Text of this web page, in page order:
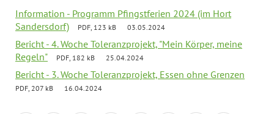
Information - Programm Pfingstferien 2024 (im Hort
Sandersdorf)
PDF, 123 kB 03.05.2024
Bericht - 4. Woche Toleranzprojekt, "Mein Körper, meine
Regeln"
PDF, 182 kB 25.04.2024
Bericht - 3. Woche Toleranzprojekt, Essen ohne Grenzen
PDF, 207 kB 16.04.2024